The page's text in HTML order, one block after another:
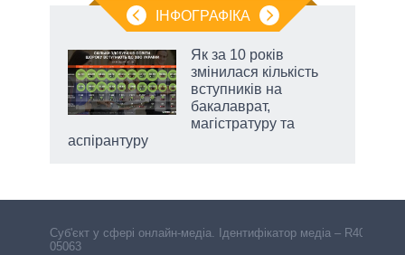
ІНФОГРАФІКА
Як за 10 років
змінилася кількість
вступників на
бакалаврат,
магістратуру та
аспірантуру
Cуб'єкт у сфері онлайн-медіа. Ідентифікатор медіа – R40-
05063